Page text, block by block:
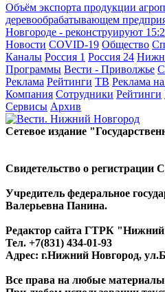
Объём экспорта продукции
деревообрабатывающем
Новгороде - реконструируют
Новости COVID-19 Общество
Каналы Россия 1 Россия 24
Программы Вести - Приволжье
Реклама Рейтинги ТВ Реклама
Компания Сотрудники Рейтинги
Сервисы Архив
Сетевое издание
Свидетельство о
Учредитель федеральное
Валерьевна Панина.
Редактор сайта ГТРК
Тел. +7(831) 434-01-93
Адрес: г.Нижний Новгород,
Все права на любые